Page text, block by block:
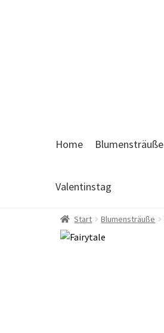
Home Blumensträuße
Valentinstag
Start Blumensträuße